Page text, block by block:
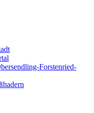
Forstenried-